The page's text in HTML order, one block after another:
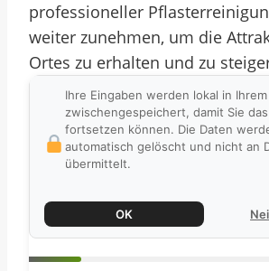
professioneller
weiter zunehmen, um die
Ortes zu erhalten und zu
Ihre Eingaben werden lokal in
zwischengespeichert, damit Sie
fortsetzen können. Die Daten
automatisch gelöscht und nicht an
übermittelt.
OK